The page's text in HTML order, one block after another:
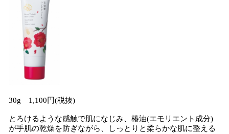
30g 1,100円(税抜)
とろけるような感触で肌になじみ、椿油(エモリエント成分)
が手肌の乾燥を防ぎながら、しっとりと柔らかな肌に整える